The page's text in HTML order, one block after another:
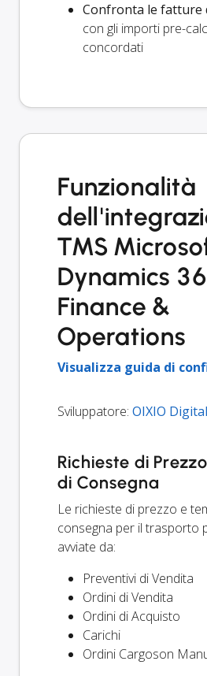
Confronta le fatture
con gli importi pre-
concordati
Funzionalità
TMS
Dynamics
Finance &
Operations
Visualizza guida di
Sviluppatore: OIXIO Digital
Richieste di
di Consegna
Le richieste di prezzo e
consegna per il trasporto
avviate da:
Preventivi di Vendita
Ordini di Vendita
Ordini di Acquisto
Carichi
Ordini Cargoson